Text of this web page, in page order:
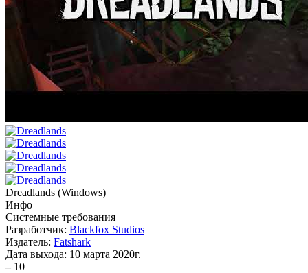
Dreadlands (Windows)
Инфо
Системные требования
Разработчик: Blackfox Studios
Издатель: Fatshark
Дата выхода: 10 марта 2020г.
– 10